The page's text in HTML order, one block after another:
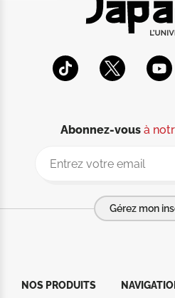
Abonnez-vousà
Gérez mon
NOS PRODUITS